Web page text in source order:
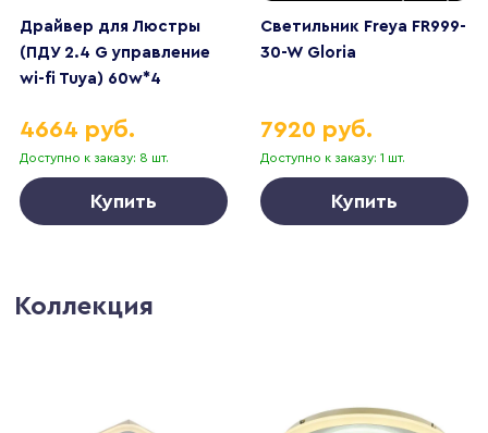
Драйвер для Люстры
(ПДУ 2.4 G управление
wi-fi Tuya) 60w*4
Доступно к заказу: 8 шт.
4664 руб.
Купить
Светильник Freya FR999-
30-W Gloria
Доступно к заказу: 1 шт.
7920 руб.
Купить
Коллекция